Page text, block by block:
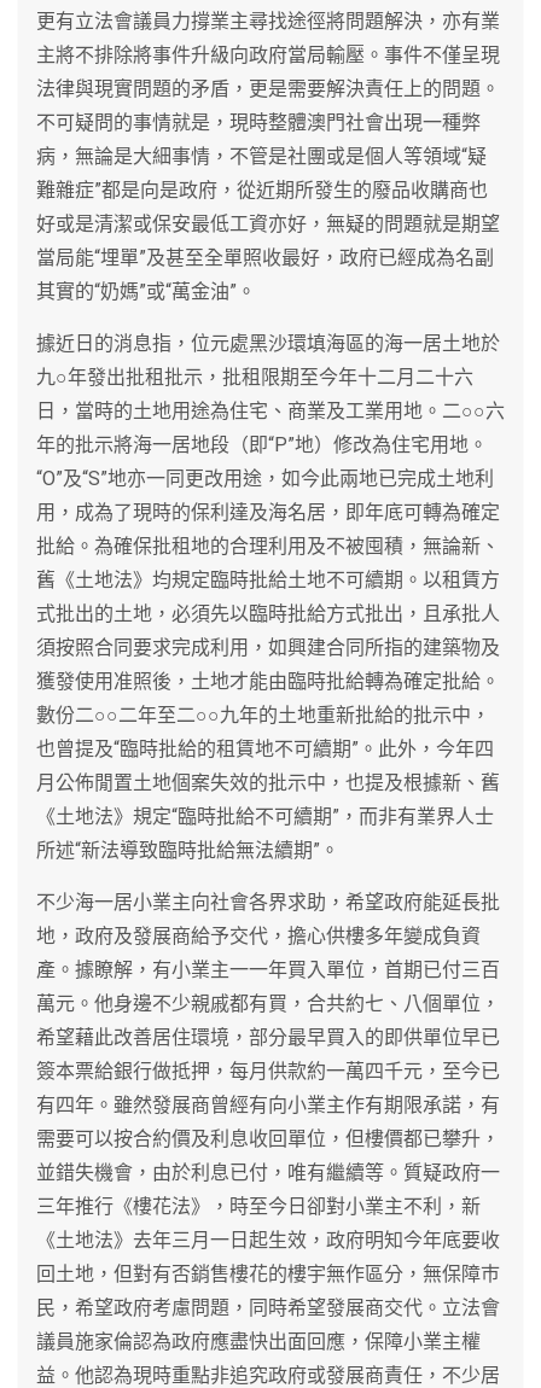
更有立法會議員力撐業主尋找途徑將問題解決，亦有業
主將不排除將事件升級向政府當局輸壓。事件不僅呈現
法律與現實問題的矛盾，更是需要解決責任上的問題。
不可疑問的事情就是，現時整體澳門社會出現一種弊
病，無論是大細事情，不管是社團或是個人等領域“疑
難雜症”都是向是政府，從近期所發生的廢品收購商也
好或是清潔或保安最低工資亦好，無疑的問題就是期望
當局能“埋單”及甚至全單照收最好，政府已經成為名副
其實的“奶媽”或“萬金油”。
據近日的消息指，位元處黑沙環填海區的海一居土地於
九○年發出批租批示，批租限期至今年十二月二十六
日，當時的土地用途為住宅、商業及工業用地。二○○六
年的批示將海一居地段（即“P”地）修改為住宅用地。
“O”及“S”地亦一同更改用途，如今此兩地已完成土地利
用，成為了現時的保利達及海名居，即年底可轉為確定
批給。為確保批租地的合理利用及不被囤積，無論新、
舊《土地法》均規定臨時批給土地不可續期。以租賃方
式批出的土地，必須先以臨時批給方式批出，且承批人
須按照合同要求完成利用，如興建合同所指的建築物及
獲發使用准照後，土地才能由臨時批給轉為確定批給。
數份二○○二年至二○○九年的土地重新批給的批示中，
也曾提及“臨時批給的租賃地不可續期”。此外，今年四
月公佈閒置土地個案失效的批示中，也提及根據新、舊
《土地法》規定“臨時批給不可續期”，而非有業界人士
所述“新法導致臨時批給無法續期”。
不少海一居小業主向社會各界求助，希望政府能延長批
地，政府及發展商給予交代，擔心供樓多年變成負資
產。據瞭解，有小業主一一年買入單位，首期已付三百
萬元。他身邊不少親戚都有買，合共約七、八個單位，
希望藉此改善居住環境，部分最早買入的即供單位早已
簽本票給銀行做抵押，每月供款約一萬四千元，至今已
有四年。雖然發展商曾經有向小業主作有期限承諾，有
需要可以按合約價及利息收回單位，但樓價都已攀升，
並錯失機會，由於利息已付，唯有繼續等。質疑政府一
三年推行《樓花法》，時至今日卻對小業主不利，新
《土地法》去年三月一日起生效，政府明知今年底要收
回土地，但對有否銷售樓花的樓宇無作區分，無保障巿
民，希望政府考慮問題，同時希望發展商交代。立法會
議員施家倫認為政府應盡快出面回應，保障小業主權
益。他認為現時重點非追究政府或發展商責任，不少居